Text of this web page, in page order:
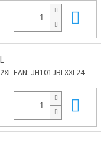
EAN: JH101JBLXXL24